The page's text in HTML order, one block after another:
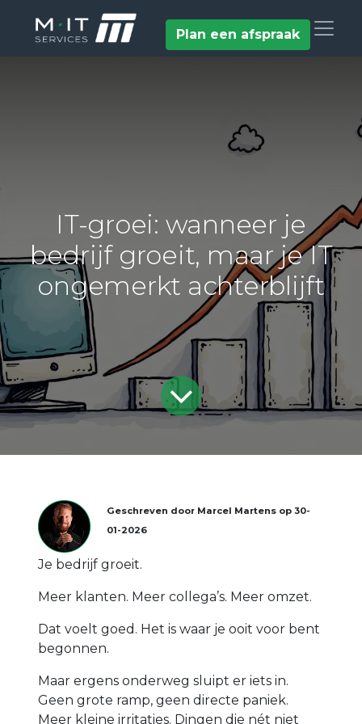
Plan een afspraak
IT-groei: wanneer je
bedrijf groeit, maar je IT
ongemerkt achterblijft
Geschreven door Marcel Martens op 30-
01-2026
Je bedrijf groeit.
Meer klanten. Meer collega’s. Meer omzet.
Dat voelt goed. Het is waar je ooit voor bent
begonnen.
Maar ergens onderweg sluipt er iets in.
Geen grote ramp, geen directe paniek.
Meer kleine irritaties. Dingen die nét niet